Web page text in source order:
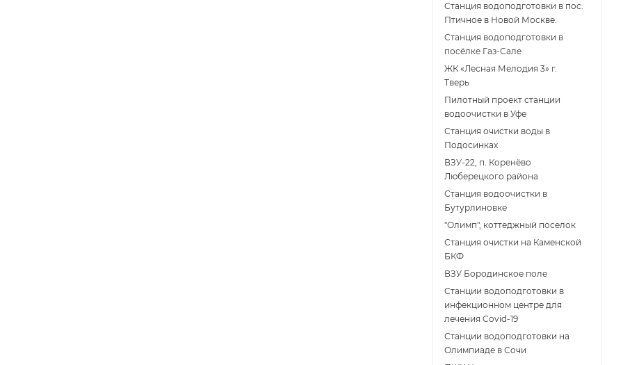
Станция водоподготовки в пос.
Птичное в Новой Москве.
Станция водоподготовки в
поcёлке Газ-Сале
ЖК «Лесная Мелодия 3» г.
Тверь
Пилотный проект станции
водоочистки в Уфе
Станция очистки воды в
Подосинках
ВЗУ-22, п. Коренёво
Люберецкого района
Станция водоочистки в
Бутурлиновке
"Олимп", коттеджный поселок
Станция очистки на Каменской
БКФ
ВЗУ Бородинское поле
Станции водоподготовки в
инфекционном центре для
лечения Covid-19
Станции водоподготовки на
Олимпиаде в Сочи